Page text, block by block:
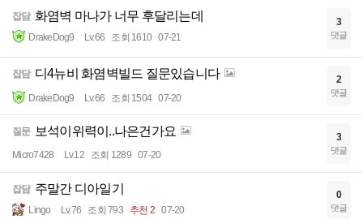
잡담 화염벽 마나가 너무 후달리는데
DrakeDog9 Lv.66 조회 1610 07-21
3
댓글
잡담 디4뉴비 화염벽빌드 질문있습니다
DrakeDog9 Lv.66 조회 1504 07-20
2
댓글
질문 보석이위력이..나은건가요
Micro7428 Lv.12 조회 1289 07-20
3
댓글
잡담 주말간 디아일기
Lingo Lv.76 조회 793 추천 2 07-20
0
댓글